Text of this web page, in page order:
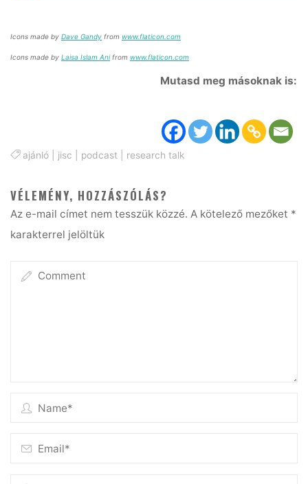
Icons made byDave Gandy from www.flaticon.com
Icons made byLaisa Islam Anifrom www.flaticon.com
Mutasd meg másoknak is:
ajánló jisc podcast research talk
VÉLEMÉNY, HOZZÁSZÓLÁS?
Az e-mail címet nem tesszük közzé. A kötelező mezőket *
karakterrel jelöltük